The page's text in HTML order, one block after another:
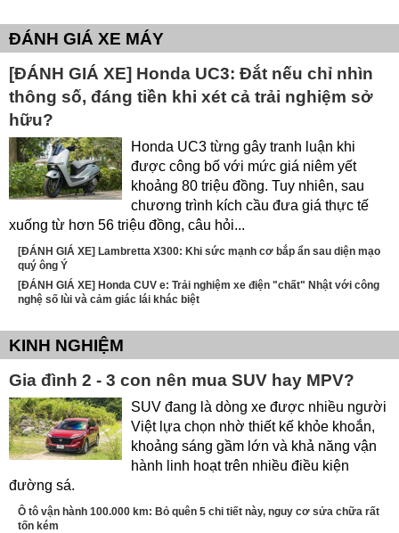
ĐÁNH GIÁ XE MÁY
[ĐÁNH GIÁ XE] Honda UC3: Đắt nếu chỉ nhìn
thông số, đáng tiền khi xét cả trải nghiệm sở
hữu?
Honda UC3 từng gây tranh luận khi
được công bố với mức giá niêm yết
khoảng 80 triệu đồng. Tuy nhiên, sau
chương trình kích cầu đưa giá thực tế
xuống từ hơn 56 triệu đồng, câu hỏi...
[ĐÁNH GIÁ XE] Lambretta X300: Khi sức mạnh cơ bắp ẩn sau diện mạo
quý ông Ý
[ĐÁNH GIÁ XE] Honda CUV e: Trải nghiệm xe điện "chất" Nhật với công
nghệ số lùi và cảm giác lái khác biệt
KINH NGHIỆM
Gia đình 2 - 3 con nên mua SUV hay MPV?
SUV đang là dòng xe được nhiều người
Việt lựa chọn nhờ thiết kế khỏe khoắn,
khoảng sáng gầm lớn và khả năng vận
hành linh hoạt trên nhiều điều kiện
đường sá.
Ô tô vận hành 100.000 km: Bỏ quên 5 chi tiết này, nguy cơ sửa chữa rất
tốn kém